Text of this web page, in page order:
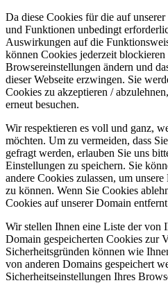
Da diese Cookies für die auf
und Funktionen unbedingt
Auswirkungen auf die
können Cookies jederzeit
Browsereinstellungen ändern und
dieser Webseite erzwingen. Sie
Cookies zu akzeptieren /
erneut besuchen.
Wir respektieren es voll und ganz,
möchten. Um zu vermeiden, dass
gefragt werden, erlauben Sie uns
Einstellungen zu speichern. Sie
andere Cookies zulassen, um
zu können. Wenn Sie Cookies
Cookies auf unserer Domain
Wir stellen Ihnen eine Liste der von
Domain gespeicherten Cookies zur
Sicherheitsgründen können wie
von anderen Domains gespeichert
Sicherheitseinstellungen Ihres